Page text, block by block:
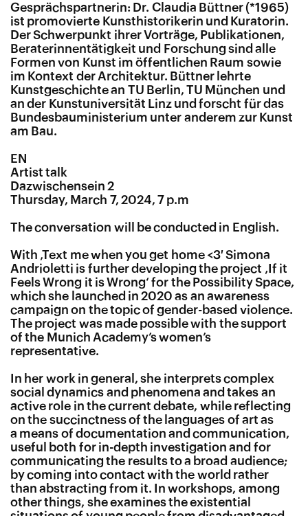
Gesprächspartnerin: Dr. Claudia Büttner (*1965)
ist promovierte Kunsthistorikerin und Kuratorin.
Der Schwerpunkt ihrer Vorträge, Publikationen,
Beraterinnentätigkeit und Forschung sind alle
Formen von Kunst im öffentlichen Raum sowie
im Kontext der Architektur. Büttner lehrte
Kunstgeschichte an TU Berlin, TU München und
an der Kunstuniversität Linz und forscht für das
Bundesbauministerium unter anderem zur Kunst
am Bau.
EN
Artist talk
Dazwischensein 2
Thursday, March 7, 2024, 7 p.m
The conversation will be conducted in English.
With ‚Text me when you get home <3′ Simona
Andrioletti is further developing the project ‚If it
Feels Wrong it is Wrong‘ for the Possibility Space,
which she launched in 2020 as an awareness
campaign on the topic of gender-based violence.
The project was made possible with the support
of the Munich Academy’s women’s
representative.
In her work in general, she interprets complex
social dynamics and phenomena and takes an
active role in the current debate, while reflecting
on the succinctness of the languages of art as
a means of documentation and communication,
useful both for in-depth investigation and for
communicating the results to a broad audience;
by coming into contact with the world rather
than abstracting from it. In workshops, among
other things, she examines the existential